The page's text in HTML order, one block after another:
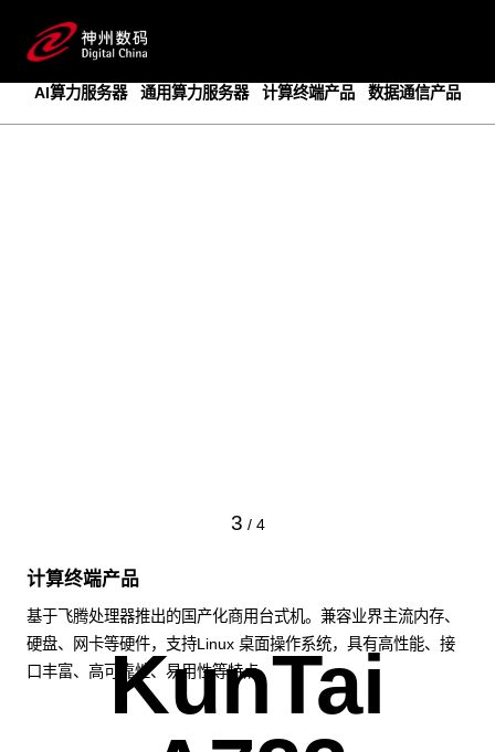
AI算力服务器
通用算力服务器 计算终端产品 数据通信产品
3 / 4
计算终端产品
基于飞腾处理器推出的国产化商用台式机。兼容业界主流内存、
硬盘、网卡等硬件，支持Linux 桌面操作系统，具有高性能、接
口丰富、高可靠性、易用性等特点。
KunTai